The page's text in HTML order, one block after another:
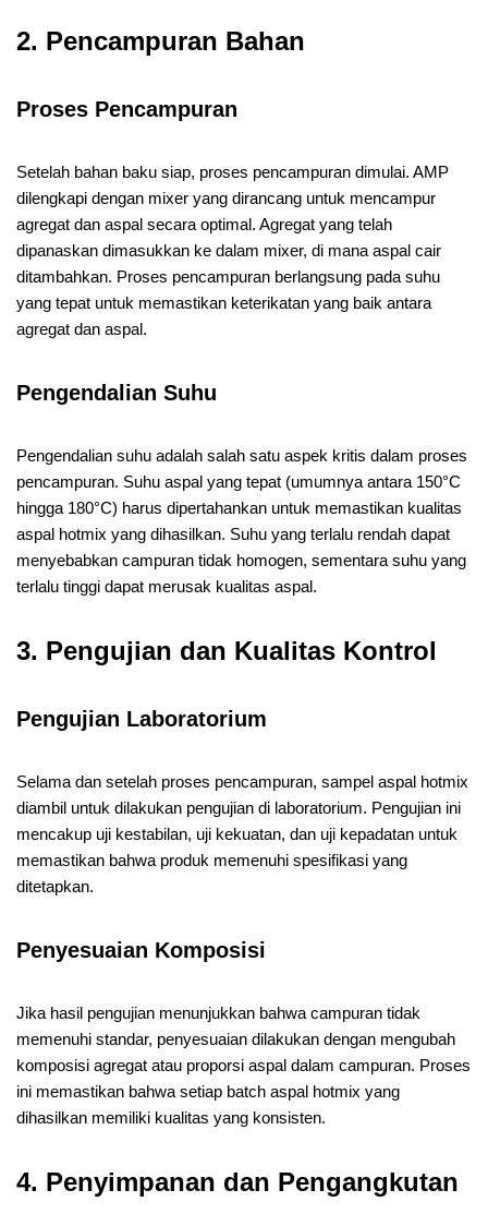
2. Pencampuran Bahan
Proses Pencampuran
Setelah bahan baku siap, proses pencampuran dimulai. AMP
dilengkapi dengan mixer yang dirancang untuk mencampur
agregat dan aspal secara optimal. Agregat yang telah
dipanaskan dimasukkan ke dalam mixer, di mana aspal cair
ditambahkan. Proses pencampuran berlangsung pada suhu
yang tepat untuk memastikan keterikatan yang baik antara
agregat dan aspal.
Pengendalian Suhu
Pengendalian suhu adalah salah satu aspek kritis dalam proses
pencampuran. Suhu aspal yang tepat (umumnya antara 150°C
hingga 180°C) harus dipertahankan untuk memastikan kualitas
aspal hotmix yang dihasilkan. Suhu yang terlalu rendah dapat
menyebabkan campuran tidak homogen, sementara suhu yang
terlalu tinggi dapat merusak kualitas aspal.
3. Pengujian dan Kualitas Kontrol
Pengujian Laboratorium
Selama dan setelah proses pencampuran, sampel aspal hotmix
diambil untuk dilakukan pengujian di laboratorium. Pengujian ini
mencakup uji kestabilan, uji kekuatan, dan uji kepadatan untuk
memastikan bahwa produk memenuhi spesifikasi yang
ditetapkan.
Penyesuaian Komposisi
Jika hasil pengujian menunjukkan bahwa campuran tidak
memenuhi standar, penyesuaian dilakukan dengan mengubah
komposisi agregat atau proporsi aspal dalam campuran. Proses
ini memastikan bahwa setiap batch aspal hotmix yang
dihasilkan memiliki kualitas yang konsisten.
4. Penyimpanan dan Pengangkutan